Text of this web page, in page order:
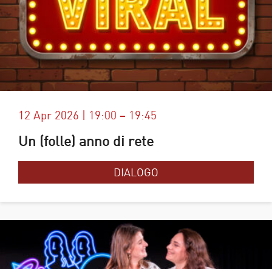
12 Apr 2026 | 19:00 – 19:45
Un (folle) anno di rete
DIALOGO